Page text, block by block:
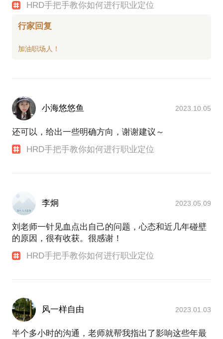
HRD手把手教你如何进行职业定位
行家回复
小海悠悠鱼 2023.10.05
还可以，给出一些明确方向，谢谢建议～
HRD手把手教你如何进行职业定位
李炯 2023.05.09
刘老师一针见血点出自己的问题，心态和近几年碰壁
的原因，很有收获。很感谢！
HRD手把手教你如何进行职业定位
风一样自由 2023.01.03
半个多小时的沟通，老师就帮我指出了影响这些年最